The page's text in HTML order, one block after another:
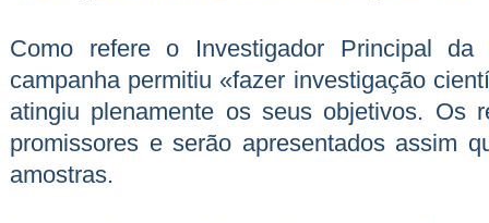
Como refere o Investigador Principal da
campanha permitiu «fazer investigação
atingiu plenamente os seus objetivos. Os
promissores e serão apresentados assim
amostras.